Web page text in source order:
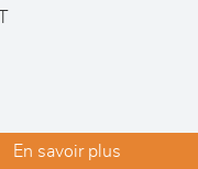
En savoir plus